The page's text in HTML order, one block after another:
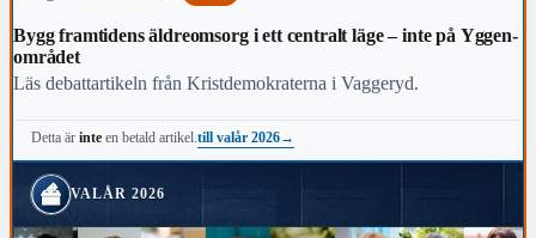
Bygg framtidens äldreomsorg i ett centralt läge – inte på Yggen-
området
Läs debattartikeln från Kristdemokraterna i Vaggeryd.
Detta ärinte en betald artikel.till valår 2026→
VALÅR 2026